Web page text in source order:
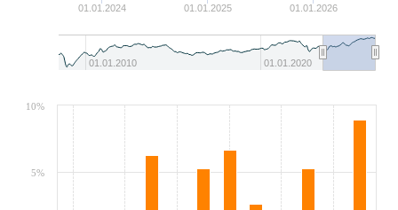
01.01.2024 01.01.2025 01.01.2026
01.01.2010 01.01.2020
5%
10%